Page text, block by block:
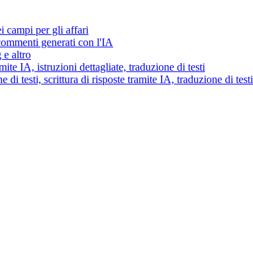
campi per gli affari
generati con l'IA
e altro
IA, istruzioni dettagliate, traduzione di testi
di testi, scrittura di risposte tramite IA, traduzione di testi